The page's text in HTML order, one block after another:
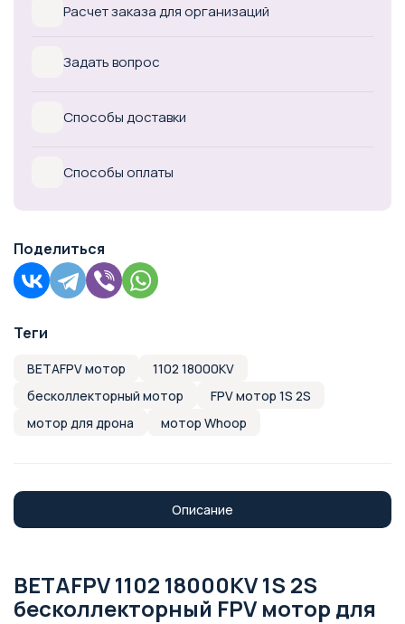
Расчет заказа для организаций
Задать вопрос
Способы доставки
Способы оплаты
Поделиться
Теги
BETAFPV мотор
1102 18000KV
бесколлекторный мотор
FPV мотор 1S 2S
мотор для дрона
мотор Whoop
Описание
BETAFPV 1102 18000KV 1S 2S
бесколлекторный FPV мотор для